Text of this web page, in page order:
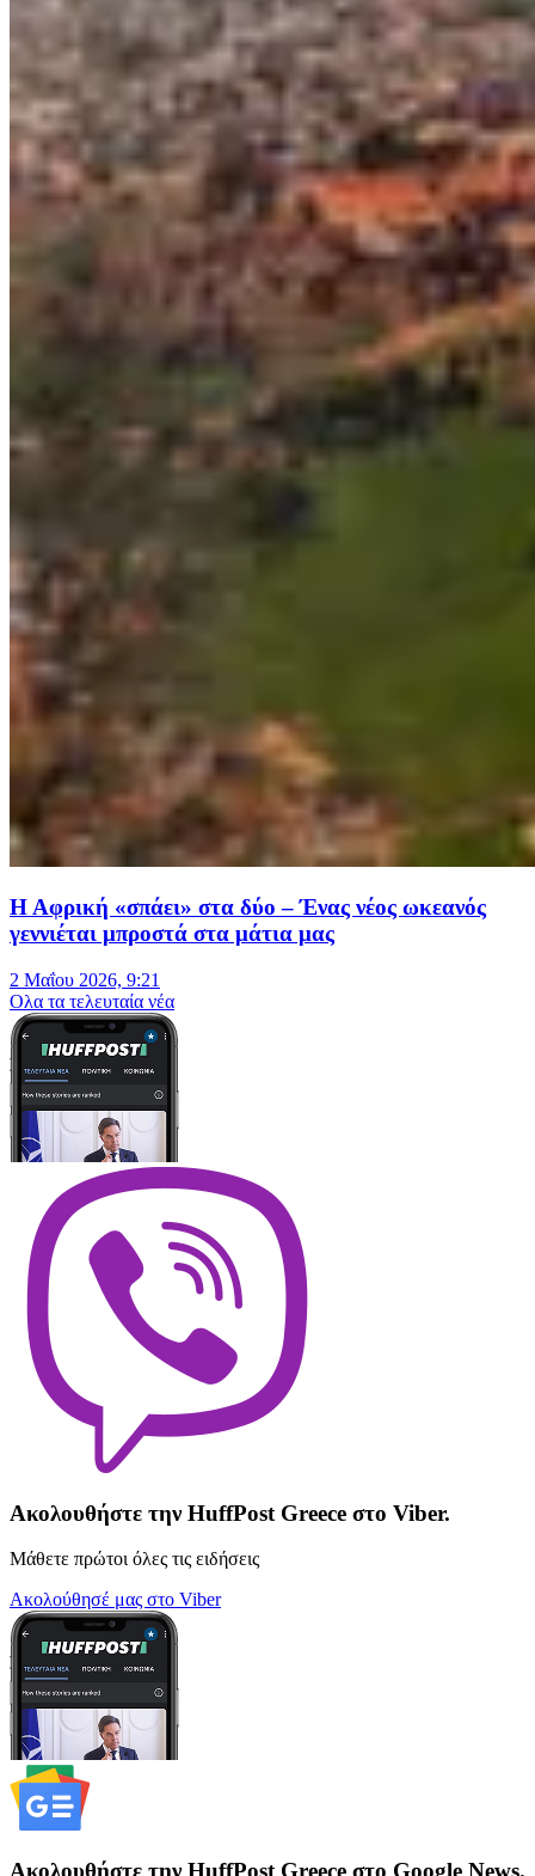
Η Αφρική «σπάει» στα δύο – Ένας νέος ωκεανός
γεννιέται μπροστά στα μάτια μας
2 Μαΐου 2026, 9:21
Oλα τα τελευταία νέα
Ακολουθήστε την HuffPost Greece στο Viber.
Μάθετε πρώτοι όλες τις ειδήσεις
Ακολούθησέ μας στο Viber
Ακολουθήστε την HuffPost Greece στο Google News.